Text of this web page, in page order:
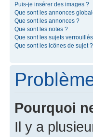
Puis-je insérer des images ?
Que sont les annonces
Que sont les annonces ?
Que sont les notes ?
Que sont les sujets
Que sont les icônes de sujet ?
Pourquoi
Il y a